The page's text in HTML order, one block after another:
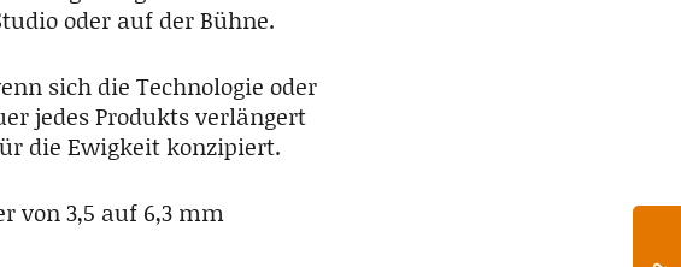
oder auf der Bühne.
sich die Technologie oder
jedes Produkts verlängert
die Ewigkeit konzipiert.
von 3,5 auf 6,3 mm